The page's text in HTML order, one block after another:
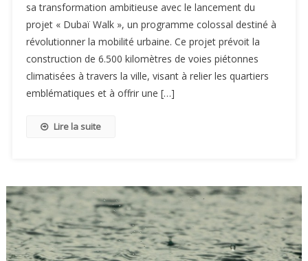
sa transformation ambitieuse avec le lancement du
projet « Dubaï Walk », un programme colossal destiné à
révolutionner la mobilité urbaine. Ce projet prévoit la
construction de 6.500 kilomètres de voies piétonnes
climatisées à travers la ville, visant à relier les quartiers
emblématiques et à offrir une […]
Lire la suite